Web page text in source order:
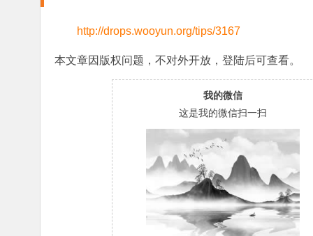
http://drops.wooyun.org/tips/3167
本文章因版权问题，不对外开放， 登陆后可查看。
我的微信
这是我的微信扫一扫